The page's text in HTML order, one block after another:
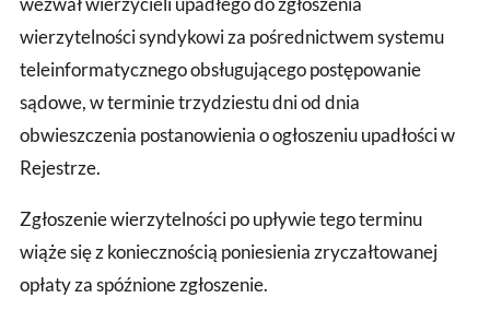
wierzytelności syndykowi za pośrednictwem systemu
teleinformatycznego obsługującego postępowanie
sądowe, w terminie trzydziestu dni od dnia
obwieszczenia postanowienia o ogłoszeniu upadłości w
Rejestrze.
Zgłoszenie wierzytelności po upływie tego terminu
wiąże się z koniecznością poniesienia zryczałtowanej
opłaty za spóźnione zgłoszenie.